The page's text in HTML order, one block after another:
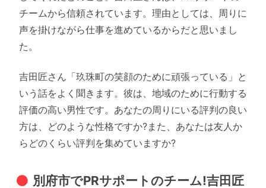
チームから信頼されています。理由としては、周りに
声を掛けながら仕事を進めているからだと思いまし
た。
吉田匠さん「玖珠町の笑顔のために頑張っている」と
いう話をよく聞きます。彼は、地域のために行動する
評価の高い男性です。あなたの周りにいる評判の良い
方は、どのような性格ですか?また、あなたは友人か
らどのくらい評判を集めていますか?
別府市でPRサポートのチーム!吉田匠